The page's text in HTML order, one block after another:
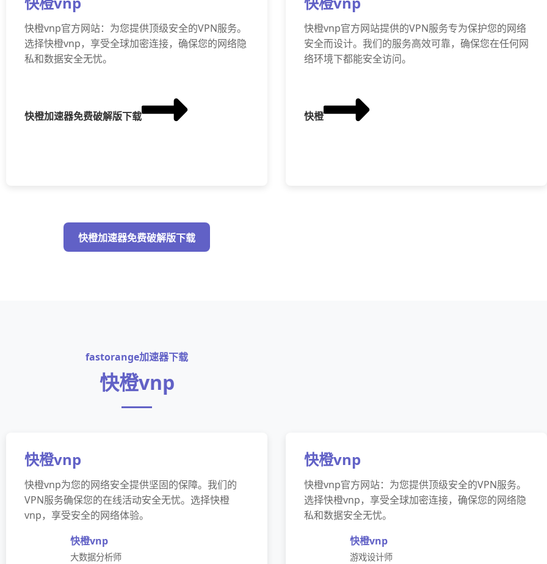
快橙vnp官方网站：为您提供顶级安全的VPN服务。
选择快橙vnp，享受全球加密连接，确保您的网络隐
私和数据安全无忧。
快橙加速器免费破解版下载
快橙vnp官方网站提供的VPN服务专为保护您的网络
安全而设计。我们的服务高效可靠，确保您在任何网
络环境下都能安全访问。
快橙
快橙加速器免费破解版下载
fastorange加速器下载
快橙vnp
快橙vnp
快橙vnp为您的网络安全提供坚固的保障。我们的
VPN服务确保您的在线活动安全无忧。选择快橙
vnp，享受安全的网络体验。
快橙vnp
大数据分析师
快橙vnp
快橙vnp官方网站：为您提供顶级安全的VPN服务。
选择快橙vnp，享受全球加密连接，确保您的网络隐
私和数据安全无忧。
快橙vnp
游戏设计师